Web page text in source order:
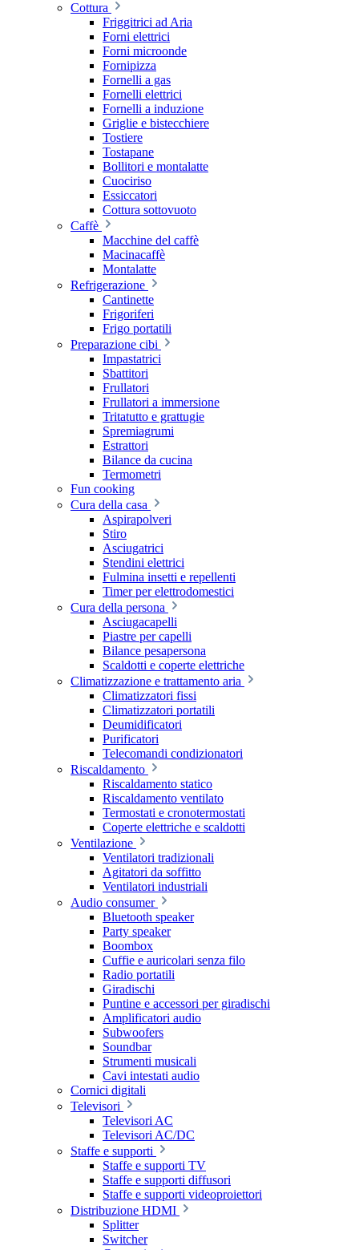
Cottura
Friggitrici ad Aria
Forni elettrici
Forni microonde
Fornipizza
Fornelli a gas
Fornelli elettrici
Fornelli a induzione
Griglie e bistecchiere
Tostiere
Tostapane
Bollitori e montalatte
Cuociriso
Essiccatori
Cottura sottovuoto
Caffè
Macchine del caffè
Macinacaffè
Montalatte
Refrigerazione
Cantinette
Frigoriferi
Frigo portatili
Preparazione cibi
Impastatrici
Sbattitori
Frullatori
Frullatori a immersione
Tritatutto e grattugie
Spremiagrumi
Estrattori
Bilance da cucina
Termometri
Fun cooking
Cura della casa
Aspirapolveri
Stiro
Asciugatrici
Stendini elettrici
Fulmina insetti e repellenti
Timer per elettrodomestici
Cura della persona
Asciugacapelli
Piastre per capelli
Bilance pesapersona
Scaldotti e coperte elettriche
Climatizzazione e trattamento aria
Climatizzatori fissi
Climatizzatori portatili
Deumidificatori
Purificatori
Telecomandi condizionatori
Riscaldamento
Riscaldamento statico
Riscaldamento ventilato
Termostati e cronotermostati
Coperte elettriche e scaldotti
Ventilazione
Ventilatori tradizionali
Agitatori da soffitto
Ventilatori industriali
Audio consumer
Bluetooth speaker
Party speaker
Boombox
Cuffie e auricolari senza filo
Radio portatili
Giradischi
Puntine e accessori per giradischi
Amplificatori audio
Subwoofers
Soundbar
Strumenti musicali
Cavi intestati audio
Cornici digitali
Televisori
Televisori AC
Televisori AC/DC
Staffe e supporti
Staffe e supporti TV
Staffe e supporti diffusori
Staffe e supporti videoproiettori
Distribuzione HDMI
Splitter
Switcher